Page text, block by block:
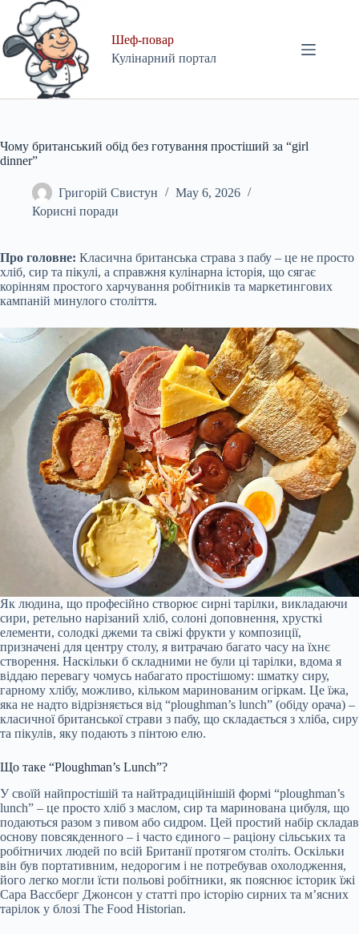
content
Шеф-повар
Кулінарний портал
Чому британський обід без готування простіший за “girl
dinner”
Григорій Свистун
May 6, 2026
Корисні поради
Про головне: Класична британська страва з пабу – це не просто
хліб, сир та пікулі, а справжня кулінарна історія, що сягає
корінням простого харчування робітників та маркетингових
кампаній минулого століття.
Як людина, що професійно створює сирні тарілки, викладаючи
сири, ретельно нарізаний хліб, солоні доповнення, хрусткі
елементи, солодкі джеми та свіжі фрукти у композиції,
призначені для центру столу, я витрачаю багато часу на їхнє
створення. Наскільки б складними не були ці тарілки, вдома я
віддаю перевагу чомусь набагато простішому: шматку сиру,
гарному хлібу, можливо, кільком маринованим огіркам. Це їжа,
яка не надто відрізняється від “ploughman’s lunch” (обіду орача) –
класичної британської страви з пабу, що складається з хліба, сиру
та пікулів, яку подають з пінтою елю.
Що таке “Ploughman’s Lunch”?
У своїй найпростішій та найтрадиційнішій формі “ploughman’s
lunch” – це просто хліб з маслом, сир та маринована цибуля, що
подаються разом з пивом або сидром. Цей простий набір складав
основу повсякденного – і часто єдиного – раціону сільських та
робітничих людей по всій Британії протягом століть. Оскільки
він був портативним, недорогим і не потребував охолодження,
його легко могли їсти польові робітники, як пояснює історик їжі
Сара Вассберг Джонсон у статті про історію сирних та м’ясних
тарілок у блозі The Food Historian.